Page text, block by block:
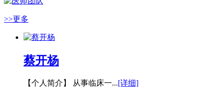
>>更多
蔡开杨
【个人简介】 从事临床一...[详细]